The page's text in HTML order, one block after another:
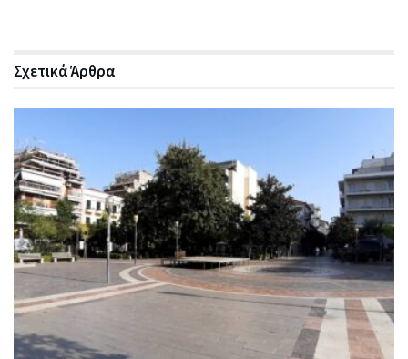
ΣχετικάΆρθρα